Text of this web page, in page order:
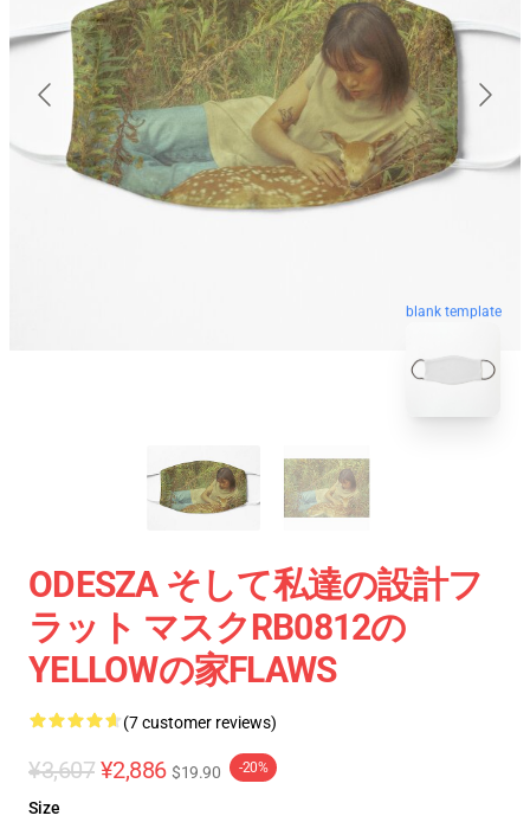
blank template
ODESZA そして私達の設計フ
ラット マスクRB0812の
YELLOWの家FLAWS
(7 customer reviews)
¥3,607 ¥2,886 $19.90 -20%
Size